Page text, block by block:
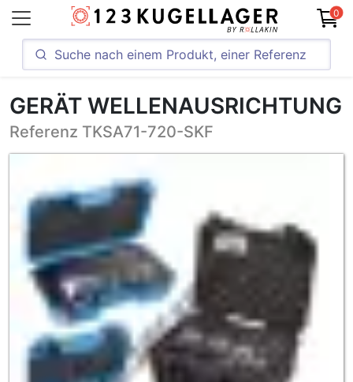
0
GERÄT WELLENAUSRICHTUNG
Referenz TKSA71-720-SKF